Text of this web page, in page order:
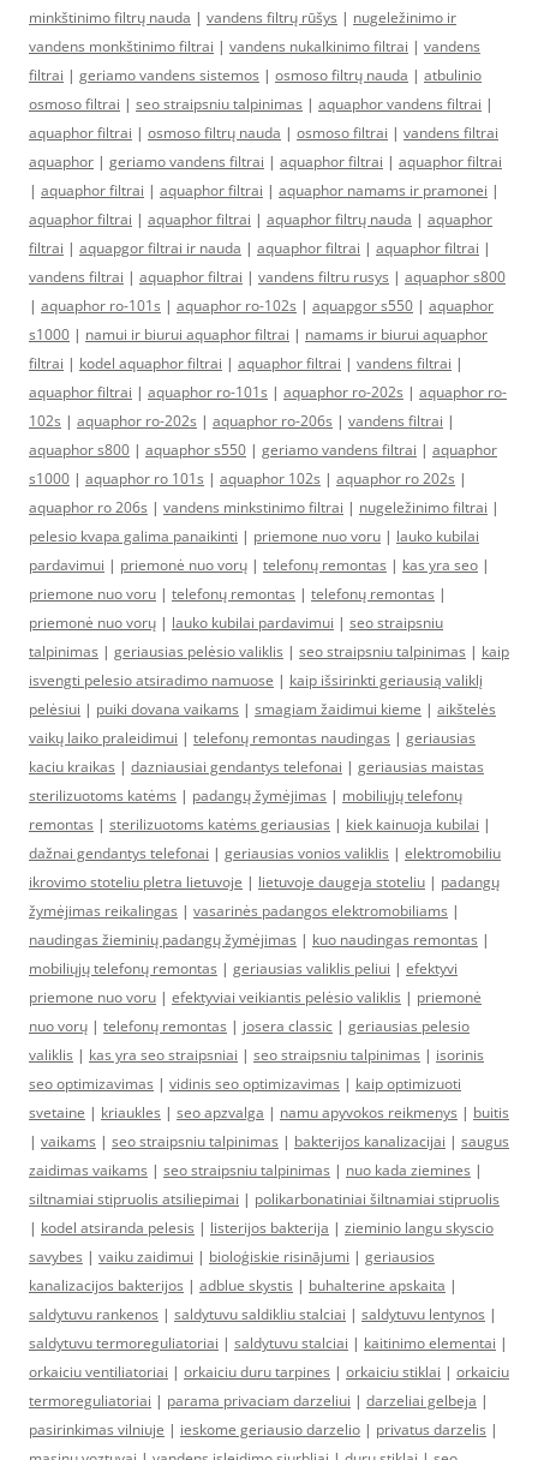
minkštinimo filtrų nauda | vandens filtrų rūšys | nugeležinimo ir
vandens monkštinimo filtrai | vandens nukalkinimo filtrai | vandens
filtrai | geriamo vandens sistemos | osmoso filtrų nauda | atbulinio
osmoso filtrai | seo straipsniu talpinimas | aquaphor vandens filtrai |
aquaphor filtrai | osmoso filtrų nauda | osmoso filtrai | vandens filtrai
aquaphor | geriamo vandens filtrai | aquaphor filtrai | aquaphor filtrai
| aquaphor filtrai | aquaphor filtrai | aquaphor namams ir pramonei |
aquaphor filtrai | aquaphor filtrai | aquaphor filtrų nauda | aquaphor
filtrai | aquapgor filtrai ir nauda | aquaphor filtrai | aquaphor filtrai |
vandens filtrai | aquaphor filtrai | vandens filtru rusys | aquaphor s800
| aquaphor ro-101s | aquaphor ro-102s | aquapgor s550 | aquaphor
s1000 | namui ir biurui aquaphor filtrai | namams ir biurui aquaphor
filtrai | kodel aquaphor filtrai | aquaphor filtrai | vandens filtrai |
aquaphor filtrai | aquaphor ro-101s | aquaphor ro-202s | aquaphor ro-
102s | aquaphor ro-202s | aquaphor ro-206s | vandens filtrai |
aquaphor s800 | aquaphor s550 | geriamo vandens filtrai | aquaphor
s1000 | aquaphor ro 101s | aquaphor 102s | aquaphor ro 202s |
aquaphor ro 206s | vandens minkstinimo filtrai | nugeležinimo filtrai |
pelesio kvapa galima panaikinti | priemone nuo voru | lauko kubilai
pardavimui | priemonė nuo vorų | telefonų remontas | kas yra seo |
priemone nuo voru | telefonų remontas | telefonų remontas |
priemonė nuo vorų | lauko kubilai pardavimui | seo straipsniu
talpinimas | geriausias pelėsio valiklis | seo straipsniu talpinimas | kaip
isvengti pelesio atsiradimo namuose | kaip išsirinkti geriausią valiklį
pelėsiui | puiki dovana vaikams | smagiam žaidimui kieme | aikštelės
vaikų laiko praleidimui | telefonų remontas naudingas | geriausias
kaciu kraikas | dazniausiai gendantys telefonai | geriausias maistas
sterilizuotoms katėms | padangų žymėjimas | mobiliųjų telefonų
remontas | sterilizuotoms katėms geriausias | kiek kainuoja kubilai |
dažnai gendantys telefonai | geriausias vonios valiklis | elektromobiliu
ikrovimo stoteliu pletra lietuvoje | lietuvoje daugeja stoteliu | padangų
žymėjimas reikalingas | vasarinės padangos elektromobiliams |
naudingas žieminių padangų žymėjimas | kuo naudingas remontas |
mobiliųjų telefonų remontas | geriausias valiklis peliui | efektyvi
priemone nuo voru | efektyviai veikiantis pelėsio valiklis | priemonė
nuo vorų | telefonų remontas | josera classic | geriausias pelesio
valiklis | kas yra seo straipsniai | seo straipsniu talpinimas | isorinis
seo optimizavimas | vidinis seo optimizavimas | kaip optimizuoti
svetaine | kriaukles | seo apzvalga | namu apyvokos reikmenys | buitis
| vaikams | seo straipsniu talpinimas | bakterijos kanalizacijai | saugus
zaidimas vaikams | seo straipsniu talpinimas | nuo kada ziemines |
siltnamiai stipruolis atsiliepimai | polikarbonatiniai šiltnamiai stipruolis
| kodel atsiranda pelesis | listerijos bakterija | zieminio langu skyscio
savybes | vaiku zaidimui | bioloģiskie risinājumi | geriausios
kanalizacijos bakterijos | adblue skystis | buhalterine apskaita |
saldytuvu rankenos | saldytuvu saldikliu stalciai | saldytuvu lentynos |
saldytuvu termoreguliatoriai | saldytuvu stalciai | kaitinimo elementai |
orkaiciu ventiliatoriai | orkaiciu duru tarpines | orkaiciu stiklai | orkaiciu
termoreguliatoriai | parama privaciam darzeliui | darzeliai gelbeja |
pasirinkimas vilniuje | ieskome geriausio darzelio | privatus darzelis |